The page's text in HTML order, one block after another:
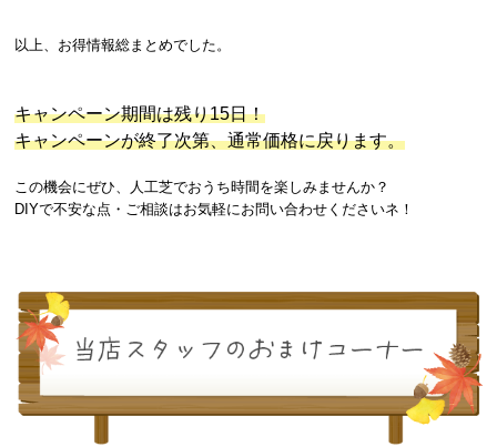
以上、お得情報総まとめでした。
キャンペーン期間は残り15日！
キャンペーンが終了次第、通常価格に戻ります。
この機会にぜひ、人工芝でおうち時間を楽しみませんか？
DIYで不安な点・ご相談はお気軽にお問い合わせくださいネ！